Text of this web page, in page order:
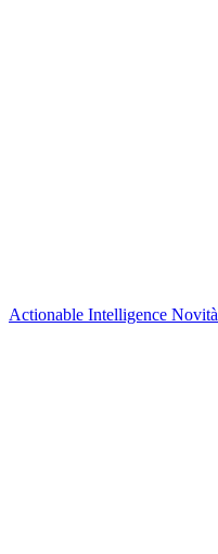
Actionable Intelligence Novità